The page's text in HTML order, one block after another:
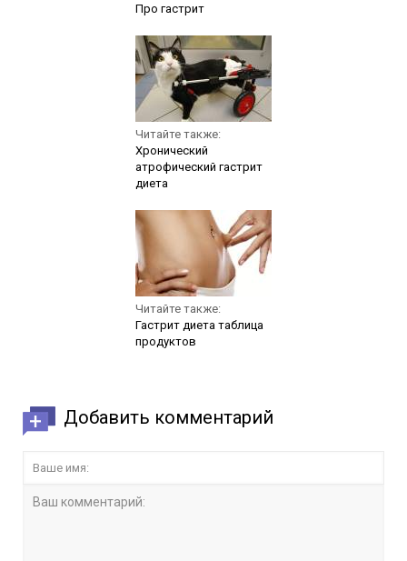
Про гастрит
Читайте также:
Хронический
атрофический гастрит
диета
Читайте также:
Гастрит диета таблица
продуктов
Добавить комментарий